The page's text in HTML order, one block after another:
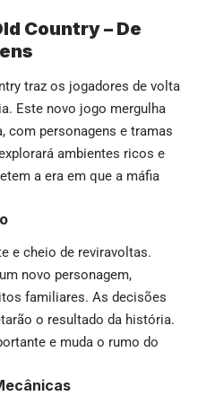
Country – De
traz os jogadores de volta
Este novo jogo mergulha
com personagens e tramas
ambientes ricos e
a era em que a máfia
e cheio de reviravoltas.
novo personagem,
familiares. As decisões
o resultado da história.
e muda o rumo do